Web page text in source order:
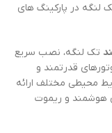
لنگه در پارکینگ های
تک لنگه، نصب سریع
قدرتمند و
محیطی مختلف ارائه
هوشمند و ریموت